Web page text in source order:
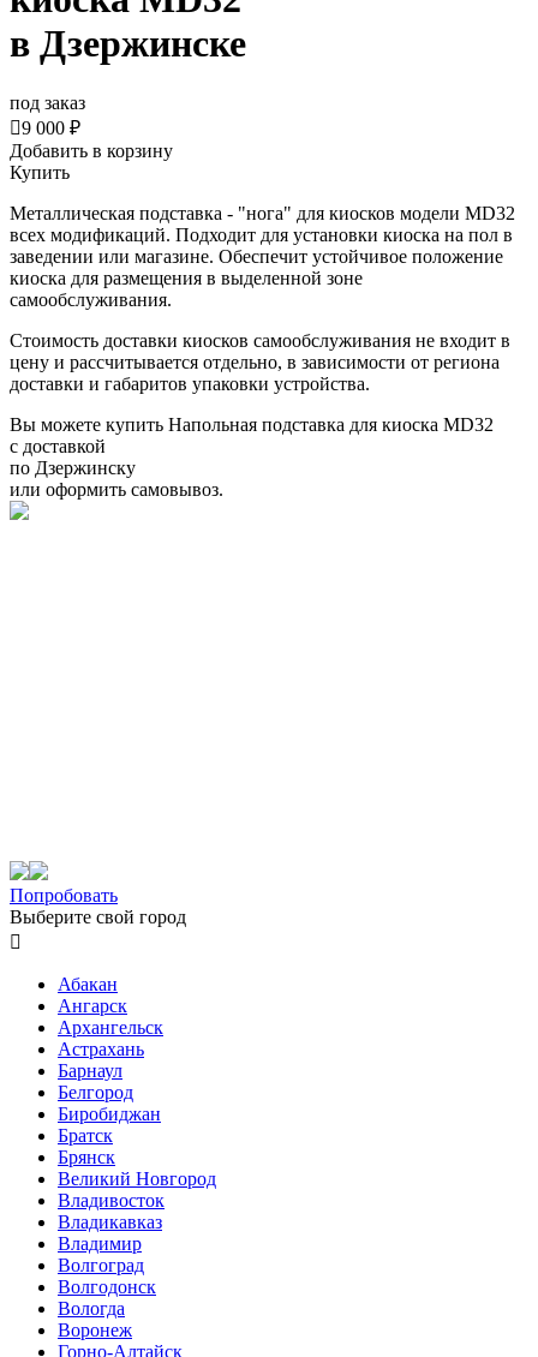
в Дзержинске
под заказ
9 000 ₽
Добавить в корзину
Купить
Металлическая подставка - "нога" для киосков модели MD32
всех модификаций. Подходит для установки киоска на пол в
заведении или магазине. Обеспечит устойчивое положение
киоска для размещения в выделенной зоне
самообслуживания.
Стоимость доставки киосков самообслуживания не входит в
цену и рассчитывается отдельно, в зависимости от региона
доставки и габаритов упаковки устройства.
Вы можете купить Напольная подставка для киоска MD32
с доставкой
по Дзержинску
или оформить самовывоз.
Попробовать
Выберите свой город

Абакан
Ангарск
Архангельск
Астрахань
Барнаул
Белгород
Биробиджан
Братск
Брянск
Великий Новгород
Владивосток
Владикавказ
Владимир
Волгоград
Волгодонск
Вологда
Воронеж
Горно-Алтайск